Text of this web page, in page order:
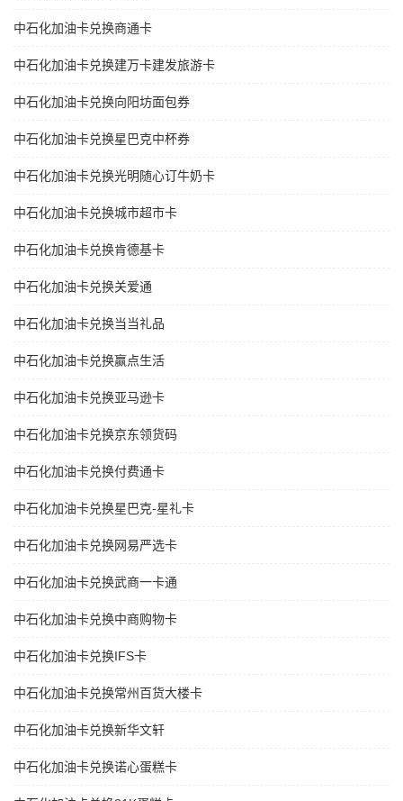
中石化加油卡兑换商通卡
中石化加油卡兑换建万卡建发旅游卡
中石化加油卡兑换向阳坊面包券
中石化加油卡兑换星巴克中杯券
中石化加油卡兑换光明随心订牛奶卡
中石化加油卡兑换城市超市卡
中石化加油卡兑换肯德基卡
中石化加油卡兑换关爱通
中石化加油卡兑换当当礼品
中石化加油卡兑换赢点生活
中石化加油卡兑换亚马逊卡
中石化加油卡兑换京东领货码
中石化加油卡兑换付费通卡
中石化加油卡兑换星巴克-星礼卡
中石化加油卡兑换网易严选卡
中石化加油卡兑换武商一卡通
中石化加油卡兑换中商购物卡
中石化加油卡兑换IFS卡
中石化加油卡兑换常州百货大楼卡
中石化加油卡兑换新华文轩
中石化加油卡兑换诺心蛋糕卡